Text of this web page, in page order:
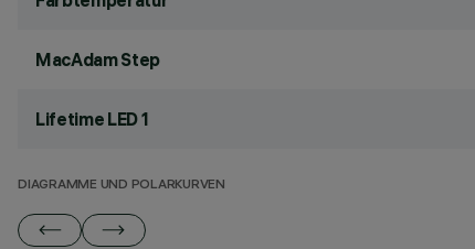
MacAdam Step
Lifetime LED 1
DIAGRAMME UND POLARKURVEN